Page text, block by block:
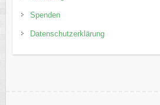
Spenden
Datenschutzerklärung